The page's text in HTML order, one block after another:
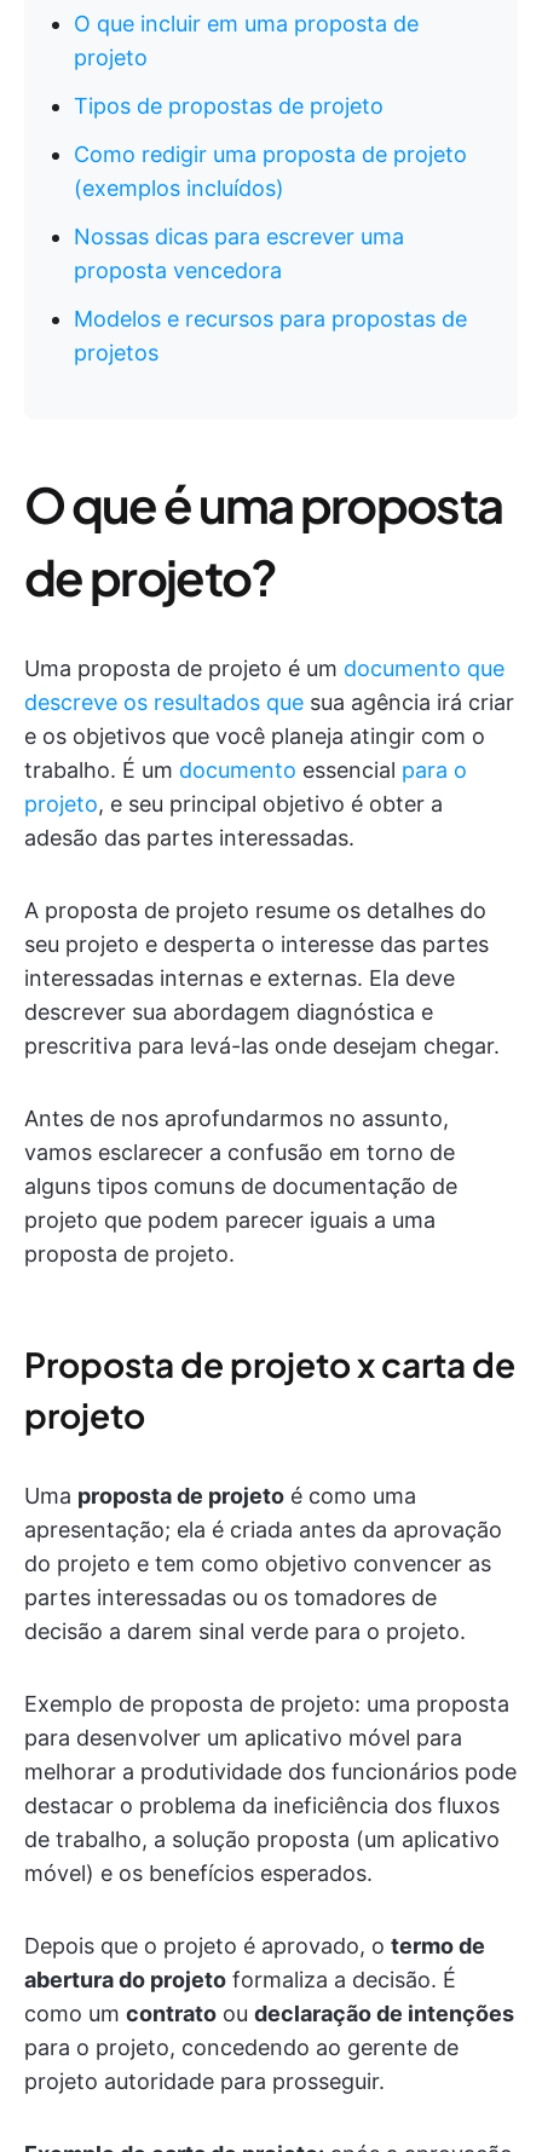
O que incluir em uma proposta de
projeto
Tipos de propostas de projeto
Como redigir uma proposta de projeto
(exemplos incluídos)
Nossas dicas para escrever uma
proposta vencedora
Modelos e recursos para propostas de
projetos
O que é uma proposta
de projeto?
Uma proposta de projeto é um documento que
descreve os resultados que sua agência irá criar
e os objetivos que você planeja atingir com o
trabalho. É um documento essencial para o
projeto, e seu principal objetivo é obter a
adesão das partes interessadas.
A proposta de projeto resume os detalhes do
seu projeto e desperta o interesse das partes
interessadas internas e externas. Ela deve
descrever sua abordagem diagnóstica e
prescritiva para levá-las onde desejam chegar.
Antes de nos aprofundarmos no assunto,
vamos esclarecer a confusão em torno de
alguns tipos comuns de documentação de
projeto que podem parecer iguais a uma
proposta de projeto.
Proposta de projeto x carta de
projeto
Uma proposta de projeto é como uma
apresentação; ela é criada antes da aprovação
do projeto e tem como objetivo convencer as
partes interessadas ou os tomadores de
decisão a darem sinal verde para o projeto.
Exemplo de proposta de projeto: uma proposta
para desenvolver um aplicativo móvel para
melhorar a produtividade dos funcionários pode
destacar o problema da ineficiência dos fluxos
de trabalho, a solução proposta (um aplicativo
móvel) e os benefícios esperados.
Depois que o projeto é aprovado, o termo de
abertura do projeto formaliza a decisão. É
como um contrato ou declaração de intenções
para o projeto, concedendo ao gerente de
projeto autoridade para prosseguir.